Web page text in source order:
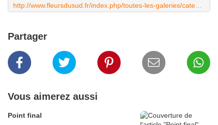
Partager
Vous aimerez aussi
Point final